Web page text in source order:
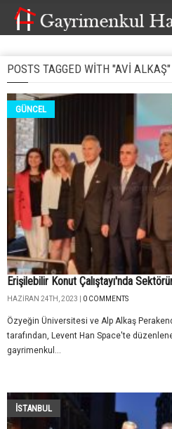
POSTS TAGGED WITH "AVI ALKAŞ"
GÜNCEL
Erişilebilir Konut Çalıştayı'nda
HAZIRAN 24TH, 2023 | 0 COMMENTS
Özyeğin Üniversitesi ve Alp Alkaş
tarafından, Levent Han Space'te
gayrimenkul...
İSTANBUL